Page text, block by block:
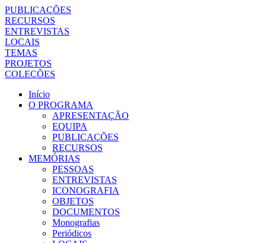
PUBLICAÇÕES
RECURSOS
ENTREVISTAS
LOCAIS
TEMAS
PROJETOS
COLEÇÕES
Início
O PROGRAMA
APRESENTAÇÃO
EQUIPA
PUBLICAÇÕES
RECURSOS
MEMÓRIAS
PESSOAS
ENTREVISTAS
ICONOGRAFIA
OBJETOS
DOCUMENTOS
Monografias
Periódicos